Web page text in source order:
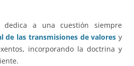
dedica a una cuestión siempre
de las transmisiones de valores y
incorporando la doctrina y